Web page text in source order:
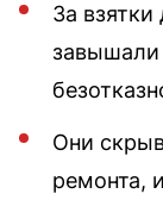
За
завышали
Они
ремонта,